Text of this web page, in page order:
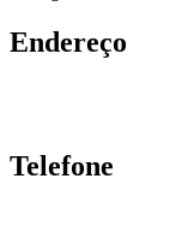
Endereço
Telefone